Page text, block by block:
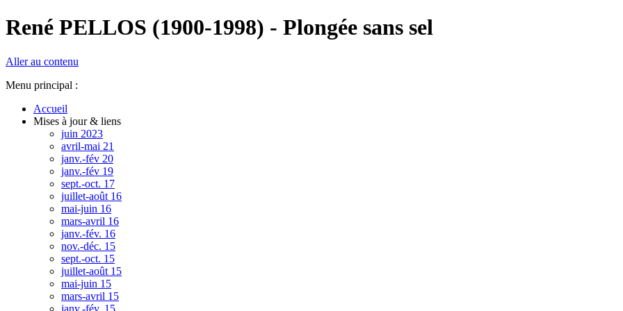
René PELLOS (1900-1998) - Plongée sans sel
Aller au contenu
Menu principal :
Accueil
Mises à jour & liens
juin 2023
avril-mai 21
janv.-fév 20
janv.-fév 19
sept.-oct. 17
juillet-août 16
mai-juin 16
mars-avril 16
janv.-fév. 16
nov.-déc. 15
sept.-oct. 15
juillet-août 15
mai-juin 15
mars-avril 15
janv.-fév. 15